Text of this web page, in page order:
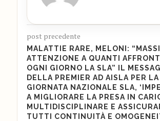
post precedente
MALATTIE RARE, MELONI:
ATTENZIONE A QUANTI
OGNI GIORNO LA SLA” IL
DELLA PREMIER AD AISLA PER LA
GIORNATA NAZIONALE SLA,
A MIGLIORARE LA PRESA IN
MULTIDISCIPLINARE E
TUTTI CONTINUITÀ E